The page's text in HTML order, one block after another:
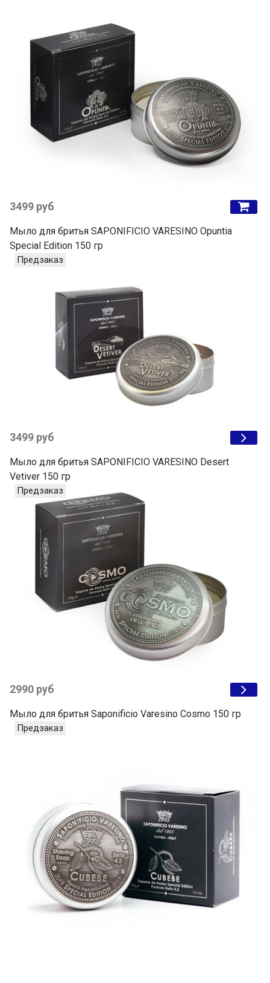
3499 руб
Мыло для бритья SAPONIFICIO VARESINO Opuntia
Special Edition 150 гр
Предзаказ
3499 руб
Мыло для бритья SAPONIFICIO VARESINO Desert
Vetiver 150 гр
Предзаказ
2990 руб
Мыло для бритья Saponificio Varesino Cosmo 150 гр
Предзаказ